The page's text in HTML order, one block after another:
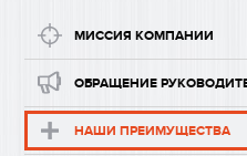
МИССИЯ КОМПАНИИ
ОБРАЩЕНИЕ
НАШИ ПРЕИМУЩЕСТВА